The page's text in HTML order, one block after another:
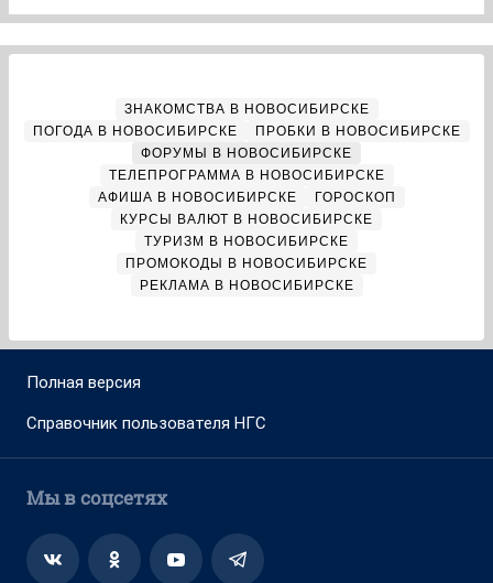
ЗНАКОМСТВА В НОВОСИБИРСКЕ
ПОГОДА В НОВОСИБИРСКЕ
ПРОБКИ В НОВОСИБИРСКЕ
ФОРУМЫ В НОВОСИБИРСКЕ
ТЕЛЕПРОГРАММА В НОВОСИБИРСКЕ
АФИША В НОВОСИБИРСКЕ
ГОРОСКОП
КУРСЫ ВАЛЮТ В НОВОСИБИРСКЕ
ТУРИЗМ В НОВОСИБИРСКЕ
ПРОМОКОДЫ В НОВОСИБИРСКЕ
РЕКЛАМА В НОВОСИБИРСКЕ
Полная версия
Справочник пользователя НГС
Мы в соцсетях